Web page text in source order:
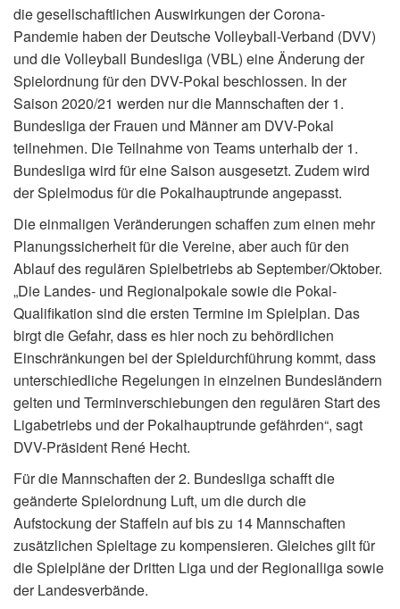
die gesellschaftlichen Auswirkungen der Corona-
Pandemie haben der Deutsche Volleyball-Verband (DVV)
und die Volleyball Bundesliga (VBL) eine Änderung der
Spielordnung für den DVV-Pokal beschlossen. In der
Saison 2020/21 werden nur die Mannschaften der 1.
Bundesliga der Frauen und Männer am DVV-Pokal
teilnehmen. Die Teilnahme von Teams unterhalb der 1.
Bundesliga wird für eine Saison ausgesetzt. Zudem wird
der Spielmodus für die Pokalhauptrunde angepasst.
Die einmaligen Veränderungen schaffen zum einen mehr
Planungssicherheit für die Vereine, aber auch für den
Ablauf des regulären Spielbetriebs ab September/Oktober.
„Die Landes- und Regionalpokale sowie die Pokal-
Qualifikation sind die ersten Termine im Spielplan. Das
birgt die Gefahr, dass es hier noch zu behördlichen
Einschränkungen bei der Spieldurchführung kommt, dass
unterschiedliche Regelungen in einzelnen Bundesländern
gelten und Terminverschiebungen den regulären Start des
Ligabetriebs und der Pokalhauptrunde gefährden“, sagt
DVV-Präsident René Hecht.
Für die Mannschaften der 2. Bundesliga schafft die
geänderte Spielordnung Luft, um die durch die
Aufstockung der Staffeln auf bis zu 14 Mannschaften
zusätzlichen Spieltage zu kompensieren. Gleiches gilt für
die Spielpläne der Dritten Liga und der Regionalliga sowie
der Landesverbände.